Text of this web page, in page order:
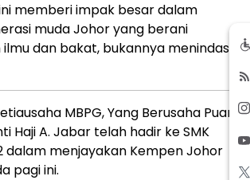
memberi impak besar dalam
muda Johor yang berani
dan bakat, bukannya menindas
MBPG, Yang Berusaha Puan
Haji A. Jabar telah hadir ke SMK
dalam menjayakan Kempen Johor
pagi ini.